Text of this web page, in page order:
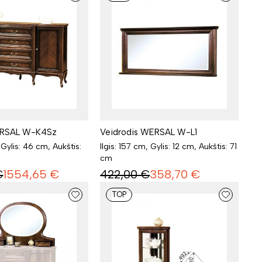
W-K4Sz
46 cm, Aukštis:
1554,65 €
Veidrodis WERSAL W-L1
Ilgis: 157 cm, Gylis: 12 cm, Aukštis: 71
cm
422,00 €358,70 €
TOP